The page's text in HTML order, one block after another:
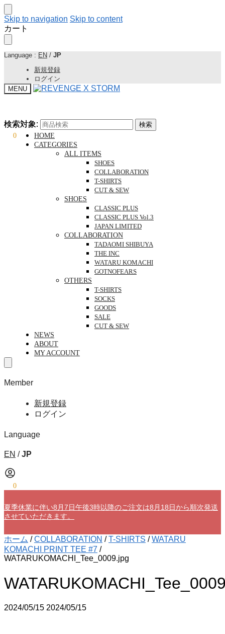
Skip to navigation Skip to content
カート
Language : EN / JP
新規登録
ログイン
MENU
検索対象:
検索
0
検索対象:
検索
HOME
CATEGORIES
ALL ITEMS
SHOES
COLLABORATION
T-SHIRTS
CUT & SEW
SHOES
CLASSIC PLUS
CLASSIC PLUS Vol.3
JAPAN LIMITED
COLLABORATION
TADAOMI SHIBUYA
THE INC
WATARU KOMACHI
GOTNOFEARS
OTHERS
T-SHIRTS
SOCKS
GOODS
SALE
CUT & SEW
NEWS
ABOUT
MY ACCOUNT
Member
新規登録
ログイン
Language
EN /JP
0
夏季休業に伴い8月7日午後3時以降のご注文は8月18日から順次発送
させていただきます。
ホーム /COLLABORATION /T-SHIRTS /WATARU
KOMACHI PRINT TEE #7 /
WATARUKOMACHI_Tee_0009.jpg
2024/05/15 2024/05/15